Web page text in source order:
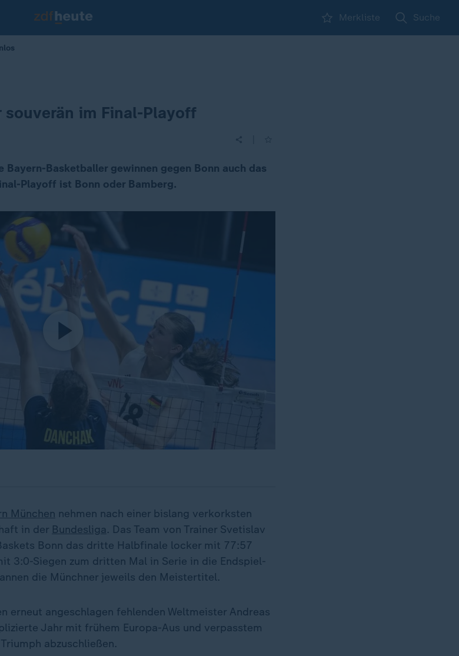
Merkliste Suche
souverän im Final-Playoff
Bayern-Basketballer gewinnen gegen Bonn auch das
Playoff ist Bonn oder Bamberg.
München nehmen nach einer bislang verkorksten
in der Bundesliga. Das Team von Trainer Svetislav
Bonn das dritte Halbfinale locker mit 77:57
3:0-Siegen zum dritten Mal in Serie in die Endspiel-
die Münchner jeweils den Meistertitel.
erneut angeschlagen fehlenden Weltmeister Andreas
Jahr mit frühem Europa-Aus und verpasstem
abzuschließen.